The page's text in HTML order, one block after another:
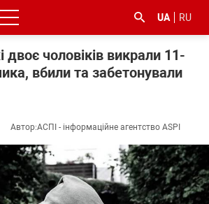
UA RU
чоловіків викрали 11-
вбили та забетонували
Автор:АСПІ - інформаційне агентство ASPI
#ДФС #Київ #коронавірус